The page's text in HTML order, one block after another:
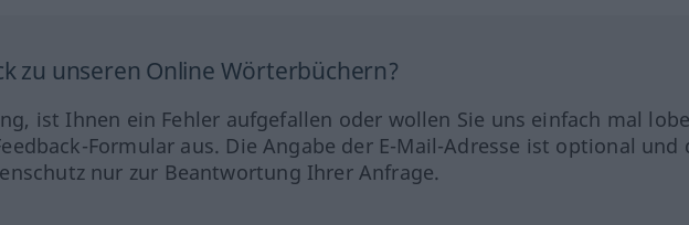
zu unseren Online Wörterbüchern?
ist Ihnen ein Fehler aufgefallen oder wollen Sie uns einfach mal
Formular aus. Die Angabe der E-Mail-Adresse ist optional und
nur zur Beantwortung Ihrer Anfrage.